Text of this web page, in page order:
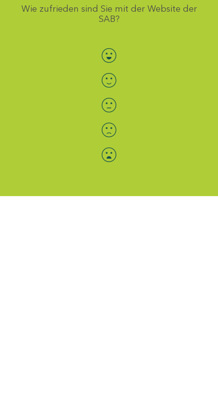
Wie zufrieden sind Sie mit der Website der
SAB?
Bewertung auswählen